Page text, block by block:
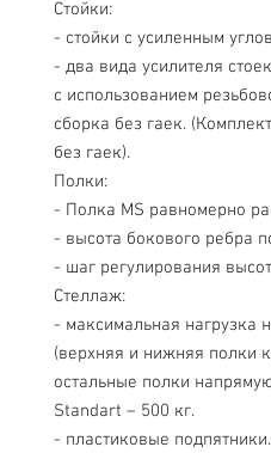
Стойки:
- стойки с усиленным
- два вида усилителя
с использованием
сборка без гаек.
без гаек).
Полки:
- Полка MS равномерно
- высота бокового ребра
- шаг регулирования
Стеллаж:
- максимальная нагрузка
(верхняя и нижняя полки
остальные полки
Standart – 500 кг.
- пластиковые подпятники.